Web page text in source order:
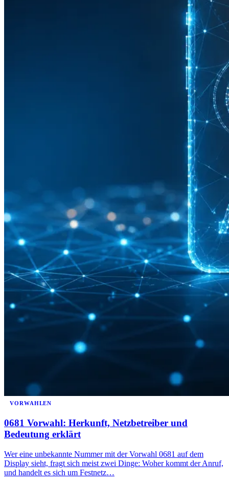
VORWAHLEN
0681 Vorwahl: Herkunft, Netzbetreiber und
Bedeutung erklärt
Wer eine unbekannte Nummer mit der Vorwahl 0681 auf dem
Display sieht, fragt sich meist zwei Dinge: Woher kommt der Anruf,
und handelt es sich um Festnetz…